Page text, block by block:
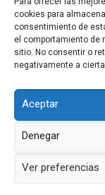
cookies para
consentimiento de
el comportamiento de
sitio. No consentir o
negativamente a
Aceptar
Denegar
Ver preferencias
Política de
Política de
Aviso legal
Contacto